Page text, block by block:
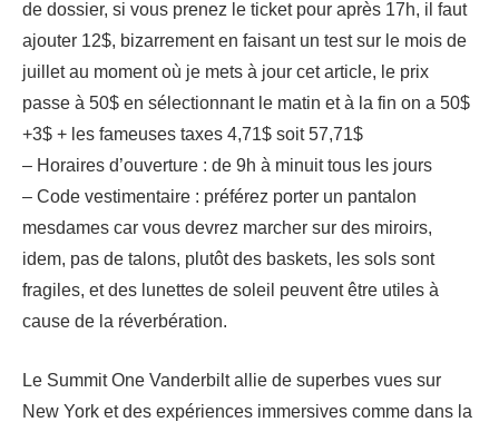
de dossier, si vous prenez le ticket pour après 17h, il faut
ajouter 12$, bizarrement en faisant un test sur le mois de
juillet au moment où je mets à jour cet article, le prix
passe à 50$ en sélectionnant le matin et à la fin on a 50$
+3$ + les fameuses taxes 4,71$ soit 57,71$
– Horaires d’ouverture : de 9h à minuit tous les jours
– Code vestimentaire : préférez porter un pantalon
mesdames car vous devrez marcher sur des miroirs,
idem, pas de talons, plutôt des baskets, les sols sont
fragiles, et des lunettes de soleil peuvent être utiles à
cause de la réverbération.
Le Summit One Vanderbilt allie de superbes vues sur
New York et des expériences immersives comme dans la